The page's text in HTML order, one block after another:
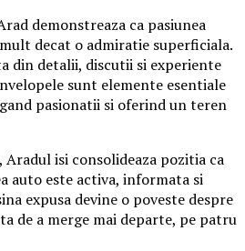
demonstreaza ca pasiunea
decat o admiratie superficiala.
din detalii, discutii si experiente
sunt elemente esentiale
pasionatii si oferind un teren
isi consolideaza pozitia ca
auto este activa, informata si
expusa devine o poveste despre
de a merge mai departe, pe patru